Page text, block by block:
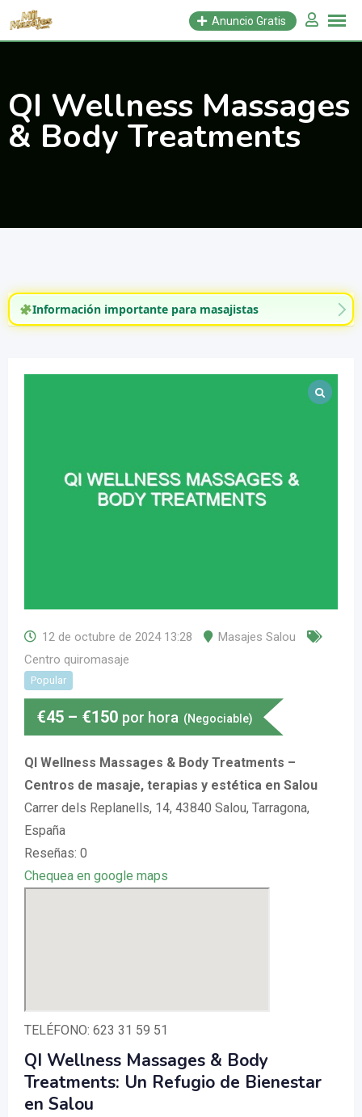
Saltar
Anuncio Gratis
QI Wellness Massages
& Body Treatments
Información importante para masajistas
12 de octubre de 2024 13:28
Masajes Salou
Centro quiromasaje
Popular
€45 – €150 por hora (Negociable)
QI Wellness Massages & Body Treatments –
Centros de masaje, terapias y estética en Salou
Carrer dels Replanells, 14, 43840 Salou, Tarragona,
España
Reseñas: 0
Chequea en google maps
TELÉFONO: 623 31 59 51
QI Wellness Massages & Body
Treatments: Un Refugio de Bienestar
en Salou